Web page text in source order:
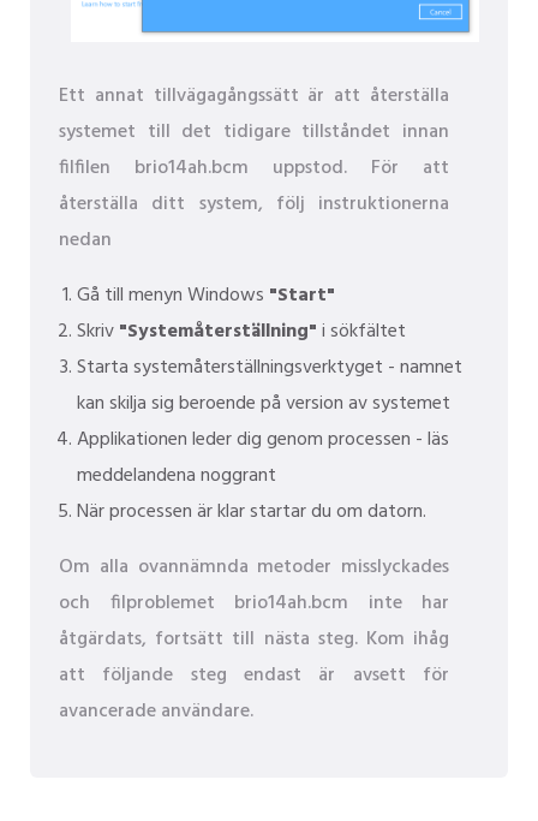
Ett annat tillvägagångssätt är att återställa
systemet till det tidigare tillståndet innan
filfilen brio14ah.bcm uppstod. För att
återställa ditt system, följ instruktionerna
nedan
Gå till menyn Windows "Start"
Skriv"Systemåterställning"i sökfältet
Starta systemåterställningsverktyget - namnet
kan skilja sig beroende på version av systemet
Applikationen leder dig genom processen - läs
meddelandena noggrant
När processen är klar startar du om datorn.
Om alla ovannämnda metoder misslyckades
och filproblemet brio14ah.bcm inte har
åtgärdats, fortsätt till nästa steg. Kom ihåg
att följande steg endast är avsett för
avancerade användare.